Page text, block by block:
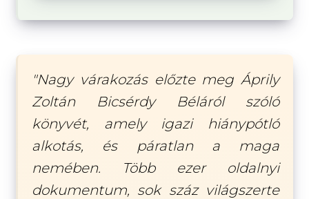
"Nagy várakozás előzte meg Áprily
Zoltán Bicsérdy Béláról szóló
könyvét, amely igazi hiánypótló
alkotás, és páratlan a maga
nemében. Több ezer oldalnyi
dokumentum, sok száz világszerte